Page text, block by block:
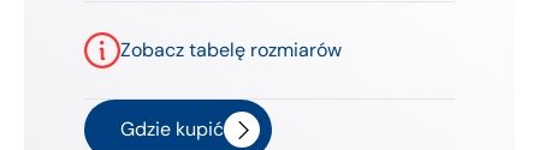
Zobacz tabelę rozmiarów
Gdzie kupić